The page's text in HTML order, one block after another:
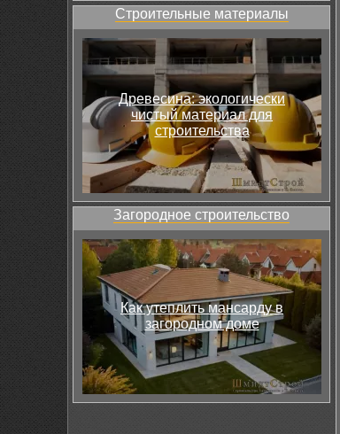
Строительные материалы
Древесина: экологически
чистый материал для
строительства
Загородное строительство
Как утеплить мансарду в
загородном доме